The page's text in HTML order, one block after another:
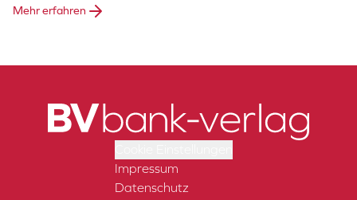
Mehr erfahren
Impressum
Datenschutz